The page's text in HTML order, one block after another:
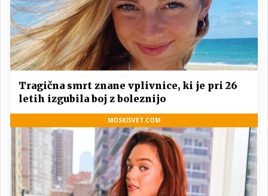
Tragična smrt znane vplivnice, ki je pri 26
letih izgubila boj z boleznijo
MOSKISVET.COM